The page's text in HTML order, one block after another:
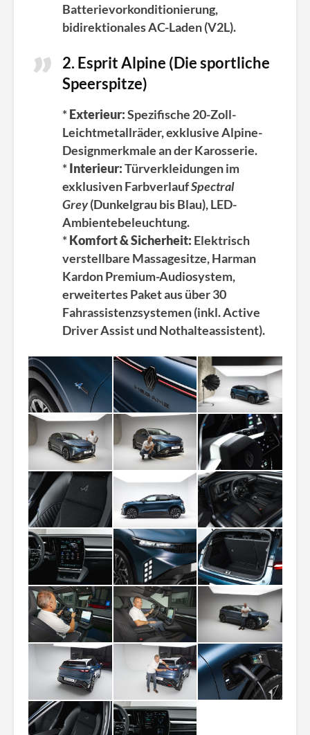
Batterievorkonditionierung,
bidirektionales AC-Laden (V2L).
2. Esprit Alpine (Die sportliche
Speerspitze)
*Exterieur:Spezifische 20-Zoll-
Leichtmetallräder, exklusive Alpine-
Designmerkmale an der Karosserie.
*Interieur:Türverkleidungen im
exklusiven FarbverlaufSpectral
Grey(Dunkelgrau bis Blau), LED-
Ambientebeleuchtung.
*Komfort & Sicherheit: Elektrisch
verstellbare Massagesitze, Harman
Kardon Premium-Audiosystem,
erweitertes Paket aus über 30
Fahrassistenzsystemen (inkl. Active
Driver Assist und Nothalteassistent).